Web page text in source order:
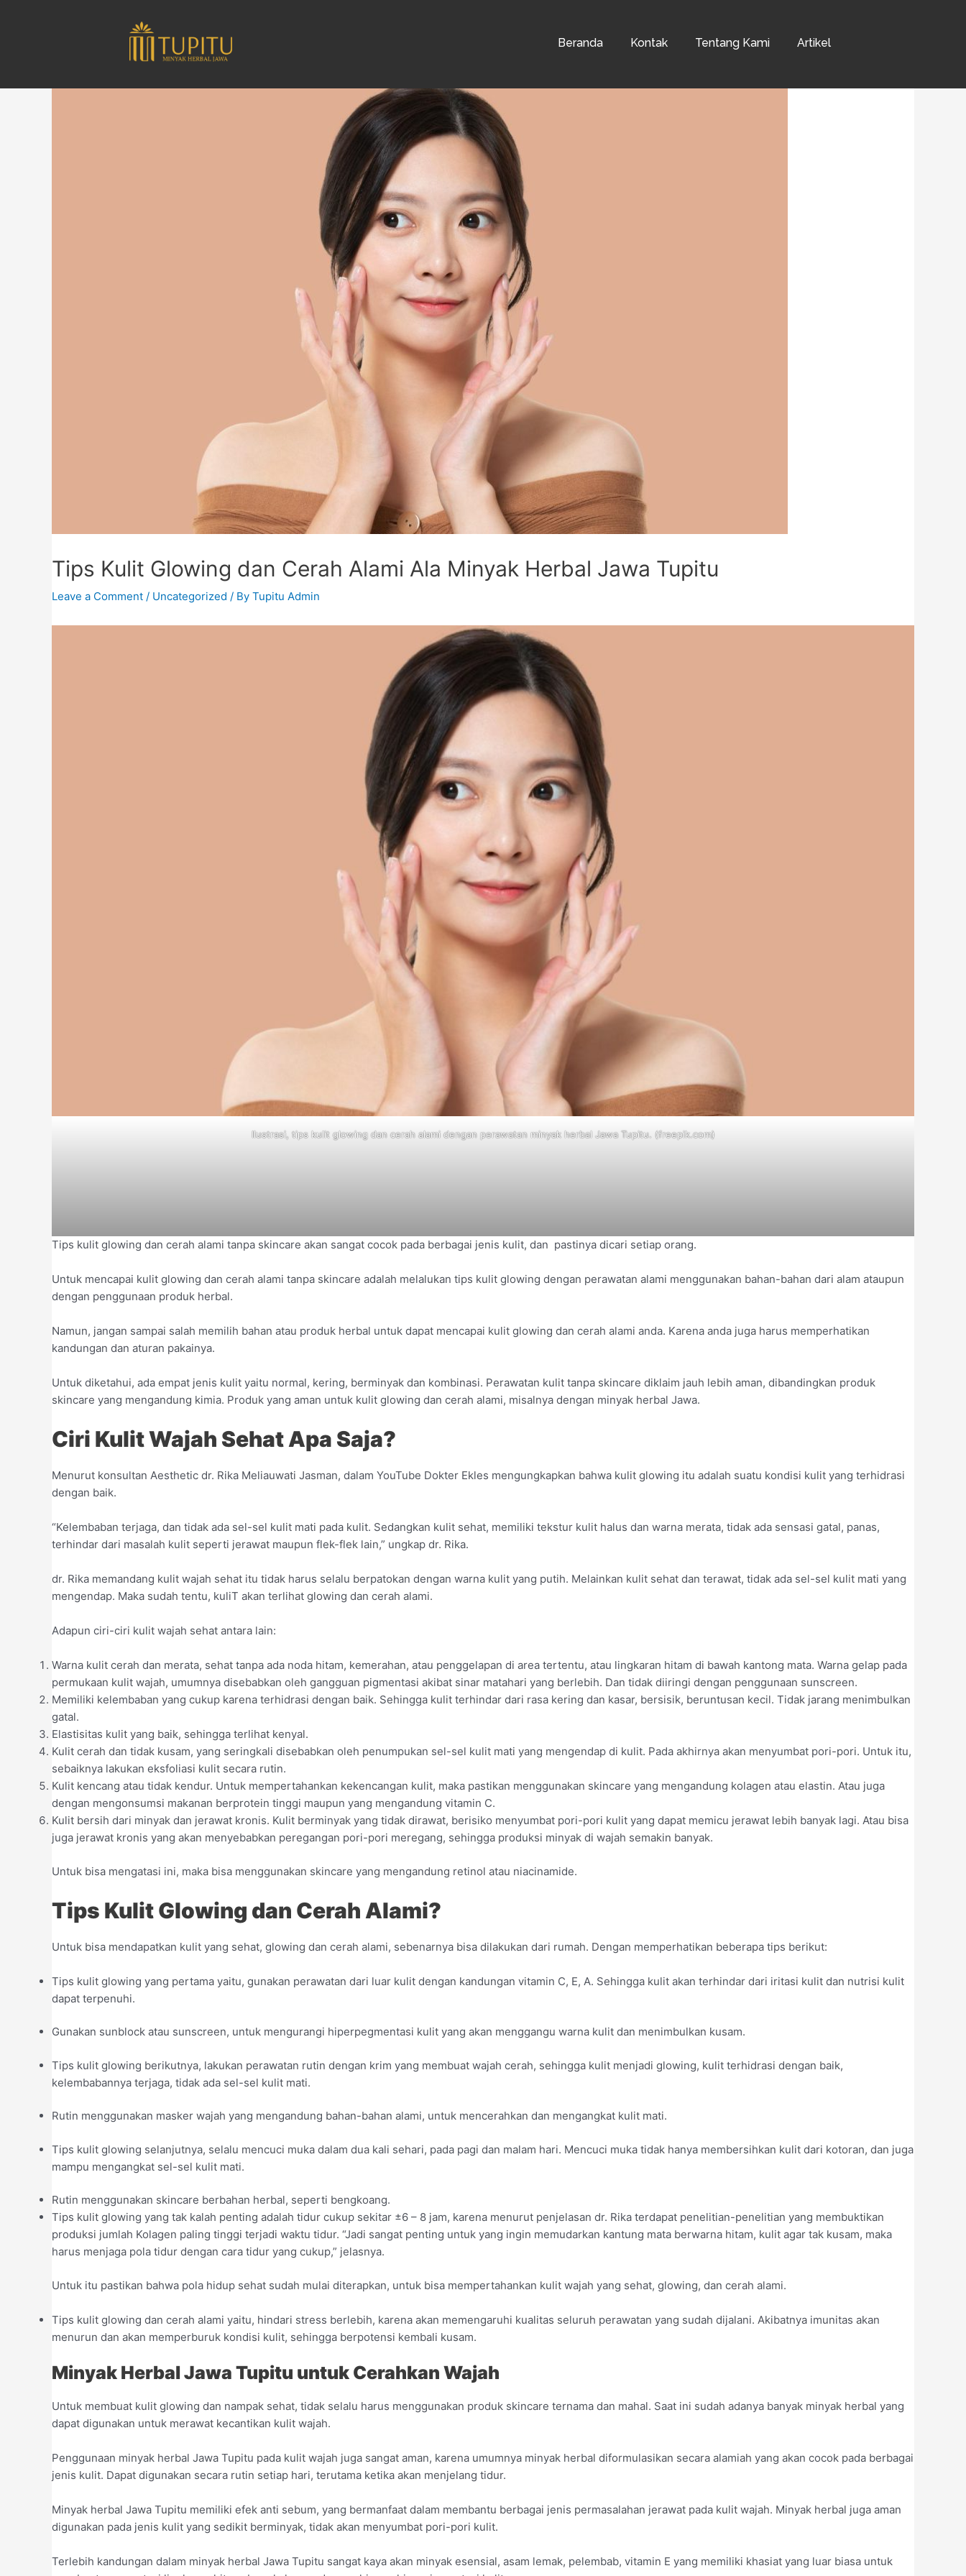
Beranda Kontak Tentang Kami Artikel
Tips Kulit Glowing dan Cerah Alami Ala Minyak Herbal Jawa Tupitu
Leave a Comment / Uncategorized / By Tupitu Admin
Ilustrasi, tips kulit glowing dan cerah alami dengan perawatan minyak herbal Jawa Tupitu. (freepik.com)
Tips kulit glowing dan cerah alami tanpa skincare akan sangat cocok pada berbagai jenis kulit, dan pastinya dicari setiap orang.
Untuk mencapai kulit glowing dan cerah alami tanpa skincare adalah melalukan tips kulit glowing dengan perawatan alami menggunakan bahan-bahan dari alam ataupun
dengan penggunaan produk herbal.
Namun, jangan sampai salah memilih bahan atau produk herbal untuk dapat mencapai kulit glowing dan cerah alami anda. Karena anda juga harus memperhatikan
kandungan dan aturan pakainya.
Untuk diketahui, ada empat jenis kulit yaitu normal, kering, berminyak dan kombinasi. Perawatan kulit tanpa skincare diklaim jauh lebih aman, dibandingkan produk
skincare yang mengandung kimia. Produk yang aman untuk kulit glowing dan cerah alami, misalnya dengan minyak herbal Jawa.
Ciri Kulit Wajah Sehat Apa Saja?
Menurut konsultan Aesthetic dr. Rika Meliauwati Jasman, dalam YouTube Dokter Ekles mengungkapkan bahwa kulit glowing itu adalah suatu kondisi kulit yang terhidrasi
dengan baik.
“Kelembaban terjaga, dan tidak ada sel-sel kulit mati pada kulit. Sedangkan kulit sehat, memiliki tekstur kulit halus dan warna merata, tidak ada sensasi gatal, panas,
terhindar dari masalah kulit seperti jerawat maupun flek-flek lain,” ungkap dr. Rika.
dr. Rika memandang kulit wajah sehat itu tidak harus selalu berpatokan dengan warna kulit yang putih. Melainkan kulit sehat dan terawat, tidak ada sel-sel kulit mati yang
mengendap. Maka sudah tentu, kuliT akan terlihat glowing dan cerah alami.
Adapun ciri-ciri kulit wajah sehat antara lain:
Warna kulit cerah dan merata, sehat tanpa ada noda hitam, kemerahan, atau penggelapan di area tertentu, atau lingkaran hitam di bawah kantong mata. Warna gelap pada
permukaan kulit wajah, umumnya disebabkan oleh gangguan pigmentasi akibat sinar matahari yang berlebih. Dan tidak diiringi dengan penggunaan sunscreen.
Memiliki kelembaban yang cukup karena terhidrasi dengan baik. Sehingga kulit terhindar dari rasa kering dan kasar, bersisik, beruntusan kecil. Tidak jarang menimbulkan
gatal.
Elastisitas kulit yang baik, sehingga terlihat kenyal.
Kulit cerah dan tidak kusam, yang seringkali disebabkan oleh penumpukan sel-sel kulit mati yang mengendap di kulit. Pada akhirnya akan menyumbat pori-pori. Untuk itu,
sebaiknya lakukan eksfoliasi kulit secara rutin.
Kulit kencang atau tidak kendur. Untuk mempertahankan kekencangan kulit, maka pastikan menggunakan skincare yang mengandung kolagen atau elastin. Atau juga
dengan mengonsumsi makanan berprotein tinggi maupun yang mengandung vitamin C.
Kulit bersih dari minyak dan jerawat kronis. Kulit berminyak yang tidak dirawat, berisiko menyumbat pori-pori kulit yang dapat memicu jerawat lebih banyak lagi. Atau bisa
juga jerawat kronis yang akan menyebabkan peregangan pori-pori meregang, sehingga produksi minyak di wajah semakin banyak.
Untuk bisa mengatasi ini, maka bisa menggunakan skincare yang mengandung retinol atau niacinamide.
Tips Kulit Glowing dan Cerah Alami?
Untuk bisa mendapatkan kulit yang sehat, glowing dan cerah alami, sebenarnya bisa dilakukan dari rumah. Dengan memperhatikan beberapa tips berikut:
Tips kulit glowing yang pertama yaitu, gunakan perawatan dari luar kulit dengan kandungan vitamin C, E, A. Sehingga kulit akan terhindar dari iritasi kulit dan nutrisi kulit
dapat terpenuhi.
Gunakan sunblock atau sunscreen, untuk mengurangi hiperpegmentasi kulit yang akan menggangu warna kulit dan menimbulkan kusam.
Tips kulit glowing berikutnya, lakukan perawatan rutin dengan krim yang membuat wajah cerah, sehingga kulit menjadi glowing, kulit terhidrasi dengan baik,
kelembabannya terjaga, tidak ada sel-sel kulit mati.
Rutin menggunakan masker wajah yang mengandung bahan-bahan alami, untuk mencerahkan dan mengangkat kulit mati.
Tips kulit glowing selanjutnya, selalu mencuci muka dalam dua kali sehari, pada pagi dan malam hari. Mencuci muka tidak hanya membersihkan kulit dari kotoran, dan juga
mampu mengangkat sel-sel kulit mati.
Rutin menggunakan skincare berbahan herbal, seperti bengkoang.
Tips kulit glowing yang tak kalah penting adalah tidur cukup sekitar ±6 – 8 jam, karena menurut penjelasan dr. Rika terdapat penelitian-penelitian yang membuktikan
produksi jumlah Kolagen paling tinggi terjadi waktu tidur. “Jadi sangat penting untuk yang ingin memudarkan kantung mata berwarna hitam, kulit agar tak kusam, maka
harus menjaga pola tidur dengan cara tidur yang cukup,” jelasnya.
Untuk itu pastikan bahwa pola hidup sehat sudah mulai diterapkan, untuk bisa mempertahankan kulit wajah yang sehat, glowing, dan cerah alami.
Tips kulit glowing dan cerah alami yaitu, hindari stress berlebih, karena akan memengaruhi kualitas seluruh perawatan yang sudah dijalani. Akibatnya imunitas akan
menurun dan akan memperburuk kondisi kulit, sehingga berpotensi kembali kusam.
Minyak Herbal Jawa Tupitu untuk Cerahkan Wajah
Untuk membuat kulit glowing dan nampak sehat, tidak selalu harus menggunakan produk skincare ternama dan mahal. Saat ini sudah adanya banyak minyak herbal yang
dapat digunakan untuk merawat kecantikan kulit wajah.
Penggunaan minyak herbal Jawa Tupitu pada kulit wajah juga sangat aman, karena umumnya minyak herbal diformulasikan secara alamiah yang akan cocok pada berbagai
jenis kulit. Dapat digunakan secara rutin setiap hari, terutama ketika akan menjelang tidur.
Minyak herbal Jawa Tupitu memiliki efek anti sebum, yang bermanfaat dalam membantu berbagai jenis permasalahan jerawat pada kulit wajah. Minyak herbal juga aman
digunakan pada jenis kulit yang sedikit berminyak, tidak akan menyumbat pori-pori kulit.
Terlebih kandungan dalam minyak herbal Jawa Tupitu sangat kaya akan minyak esensial, asam lemak, pelembab, vitamin E yang memiliki khasiat yang luar biasa untuk